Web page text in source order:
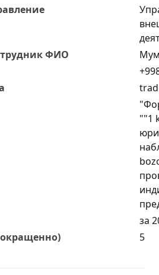
ФИО
""1
за
5